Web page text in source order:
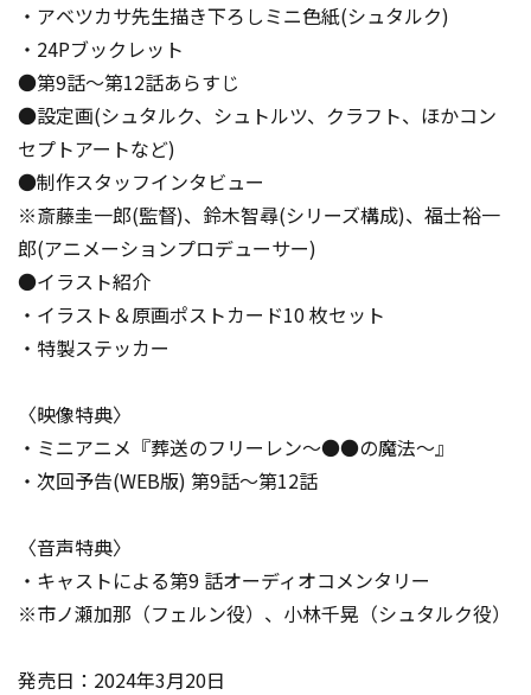
・アベツカサ先生描き下ろしミニ色紙(シュタルク)
・24Pブックレット
●第9話～第12話あらすじ
●設定画(シュタルク、シュトルツ、クラフト、ほかコン
セプトアートなど)
●制作スタッフインタビュー
※斎藤圭一郎(監督)、鈴木智尋(シリーズ構成)、福士裕一
郎(アニメーションプロデューサー)
●イラスト紹介
・イラスト＆原画ポストカード10 枚セット
・特製ステッカー
〈映像特典〉
・ミニアニメ『葬送のフリーレン～●●の魔法～』
・次回予告(WEB版) 第9話～第12話
〈音声特典〉
・キャストによる第9 話オーディオコメンタリー
※市ノ瀬加那（フェルン役）、小林千晃（シュタルク役）
発売日：2024年3月20日